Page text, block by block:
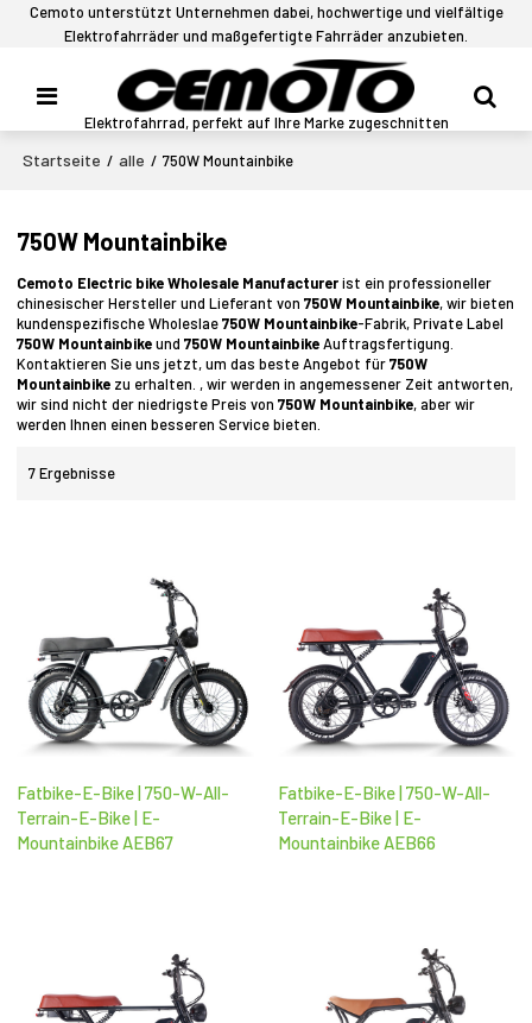
Cemoto unterstützt Unternehmen dabei, hochwertige und vielfältige
Elektrofahrräder und maßgefertigte Fahrräder anzubieten.
Elektrofahrrad, perfekt auf Ihre Marke zugeschnitten
Startseite / alle / 750W Mountainbike
750W Mountainbike
Cemoto Electric bike Wholesale Manufacturerist ein professioneller
chinesischer Hersteller und Lieferant von750W Mountainbike, wir bieten
kundenspezifische Wholeslae750W Mountainbike-Fabrik, Private Label
750W Mountainbikeund750W MountainbikeAuftragsfertigung.
Kontaktieren Sie uns jetzt, um das beste Angebot für750W
Mountainbike zu erhalten. , wir werden in angemessener Zeit antworten,
wir sind nicht der niedrigste Preis von750W Mountainbike, aber wir
werden Ihnen einen besseren Service bieten.
7 Ergebnisse
Fatbike-E-Bike | 750-W-All-
Terrain-E-Bike | E-
Mountainbike AEB67
Fatbike-E-Bike | 750-W-All-
Terrain-E-Bike | E-
Mountainbike AEB66